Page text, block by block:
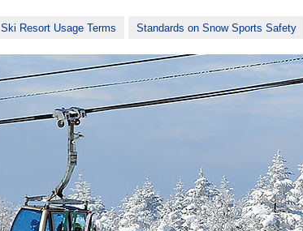
Ski Resort Usage Terms Standards on Snow Sports Safety